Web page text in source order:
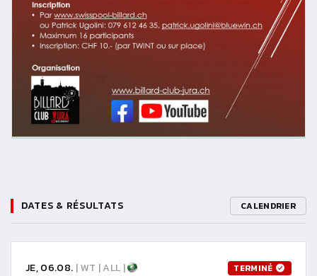
DATES & RÉSULTATS CALENDRIER
JE, 06.08. | WT | ALL | TERMINÉ